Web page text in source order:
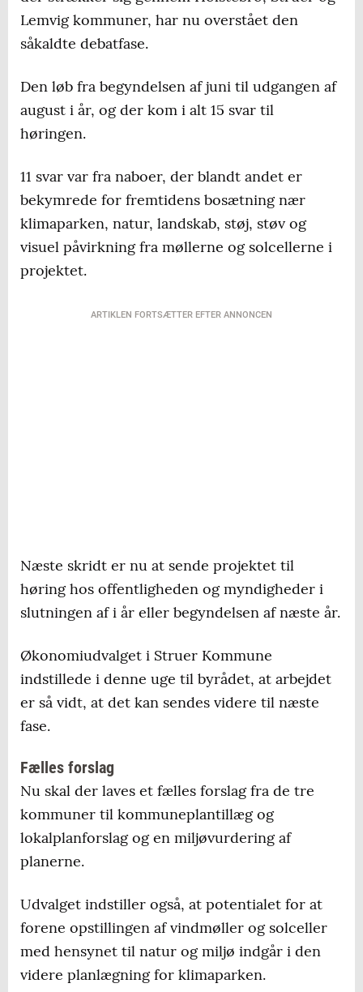
Lemvig kommuner, har nu overstået den
såkaldte debatfase.
Den løb fra begyndelsen af juni til udgangen af
august i år, og der kom i alt 15 svar til
høringen.
11 svar var fra naboer, der blandt andet er
bekymrede for fremtidens bosætning nær
klimaparken, natur, landskab, støj, støv og
visuel påvirkning fra møllerne og solcellerne i
projektet.
ARTIKLEN FORTSÆTTER EFTER ANNONCEN
Næste skridt er nu at sende projektet til
høring hos offentligheden og myndigheder i
slutningen af i år eller begyndelsen af næste år.
Økonomiudvalget i Struer Kommune
indstillede i denne uge til byrådet, at arbejdet
er så vidt, at det kan sendes videre til næste
fase.
Fælles forslag
Nu skal der laves et fælles forslag fra de tre
kommuner til kommuneplantillæg og
lokalplanforslag og en miljøvurdering af
planerne.
Udvalget indstiller også, at potentialet for at
forene opstillingen af vindmøller og solceller
med hensynet til natur og miljø indgår i den
videre planlægning for klimaparken.